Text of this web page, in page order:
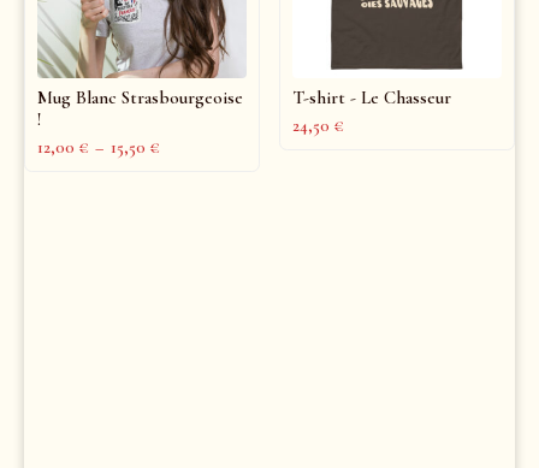
Mug Blanc Strasbourgeoise
!
12,00 € – 15,50 €
T-shirt - Le Chasseur
24,50 €